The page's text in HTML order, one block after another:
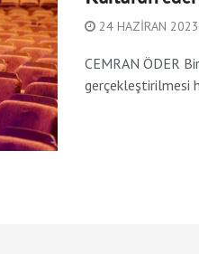
24 HAZIRAN 2023
CEMRAN ÖDER
gerçekleştirilmesi